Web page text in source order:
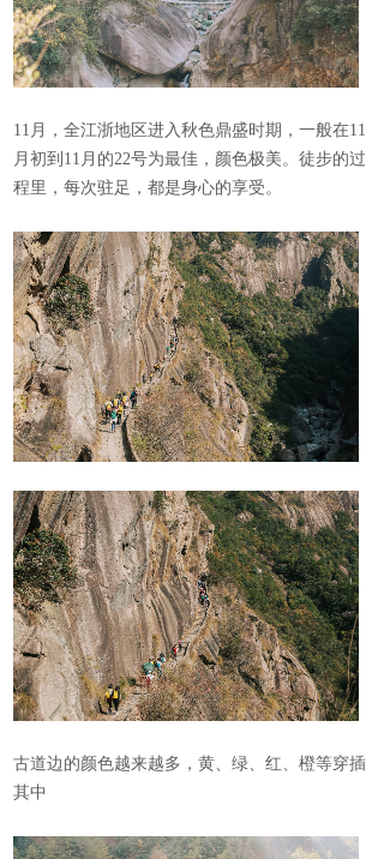
11月，全江浙地区进入秋色鼎盛时期，一般在11
月初到11月的22号为最佳，颜色极美。徒步的过
程里，每次驻足，都是身心的享受。
古道边的颜色越来越多，黄、绿、红、橙等穿插
其中